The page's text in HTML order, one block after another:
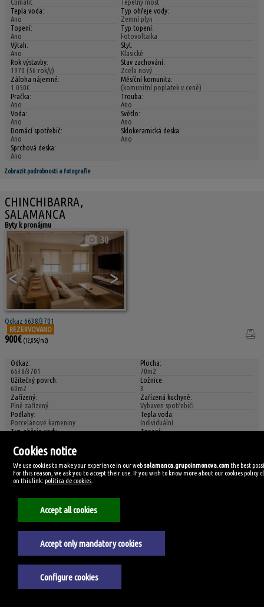
Climalit
Tepelný most
Tepla voda:
Ano
Typ ohřeje vody:
Zemní plyn
Topení:
Ano
Typ topení:
Fotovoltaika
Výtah:
Ano
Styl:
Klasické
Rok výstavby:
1970 (56 rok/y)
Stav zachování:
Zcela nový
Záloha nájemné:
1.050€
Měsíční komunita:
(komunitní poplatek v ceně)
Pračka:
Ano
Trouba:
Ano
Voda:
Ano
Světlo:
Ano
Domácí spotřebič:
Ano
Sklokeramická deska:
Ano
Sprchová deska:
Ano
Zobrazit podrobnosti a fotografie
CHINCHIBARRA,
SALAMANCA
Byty k pronájmu
< >
30
Odkaz 6638/3701
REZERVOVANO
900€ (12,85€/m2)
Odkaz:
6638/3701
Plocha:
70m2
Užitečný povrch:
60m2
Ložnice:
3
Zařízený:
Plně zařízený
Zařízená kuchyně:
Vybaven spotřebiči
Podlahy:
Porcelánové kameniny
Tepla voda:
Individuální
Typ ohřeje vody:
Topení:
Typ topení:
Elektřina
Styl:
Moderní
Fasáda:
Jiné
Stav zachování:
Internet:
Zobrazit podrobnosti a fotografie
AVENIDA FEDERICO
ANAYA, SALAMANCA
Cookies notice
We use cookies to make your experience in our web salamanca.grupoinmonova.comthe best
For this reason, we ask you to accept their use. If you wish to know more about our cookies policy
on this link:política de cookies
Accept all cookies
Accept only mandatory cookies
Configure cookies